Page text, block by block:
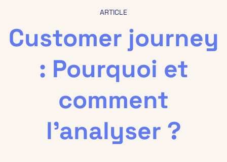
ARTICLE
Customer journey
: Pourquoi et
comment
l’analyser ?